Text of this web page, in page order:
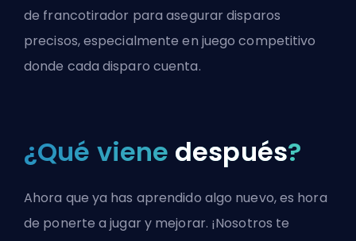
de francotirador para asegurar disparos
precisos, especialmente en juego competitivo
donde cada disparo cuenta.
¿Qué viene después?
Ahora que ya has aprendido algo nuevo, es hora
de ponerte a jugar y mejorar. ¡Nosotros te